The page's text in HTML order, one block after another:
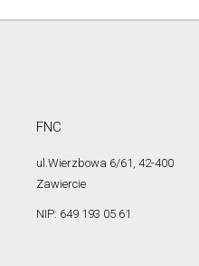
FNC
ul.Wierzbowa 6/61, 42-400
Zawiercie
NIP: 649 193 05 61